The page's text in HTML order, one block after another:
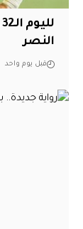
النصر
قبل يوم واحد